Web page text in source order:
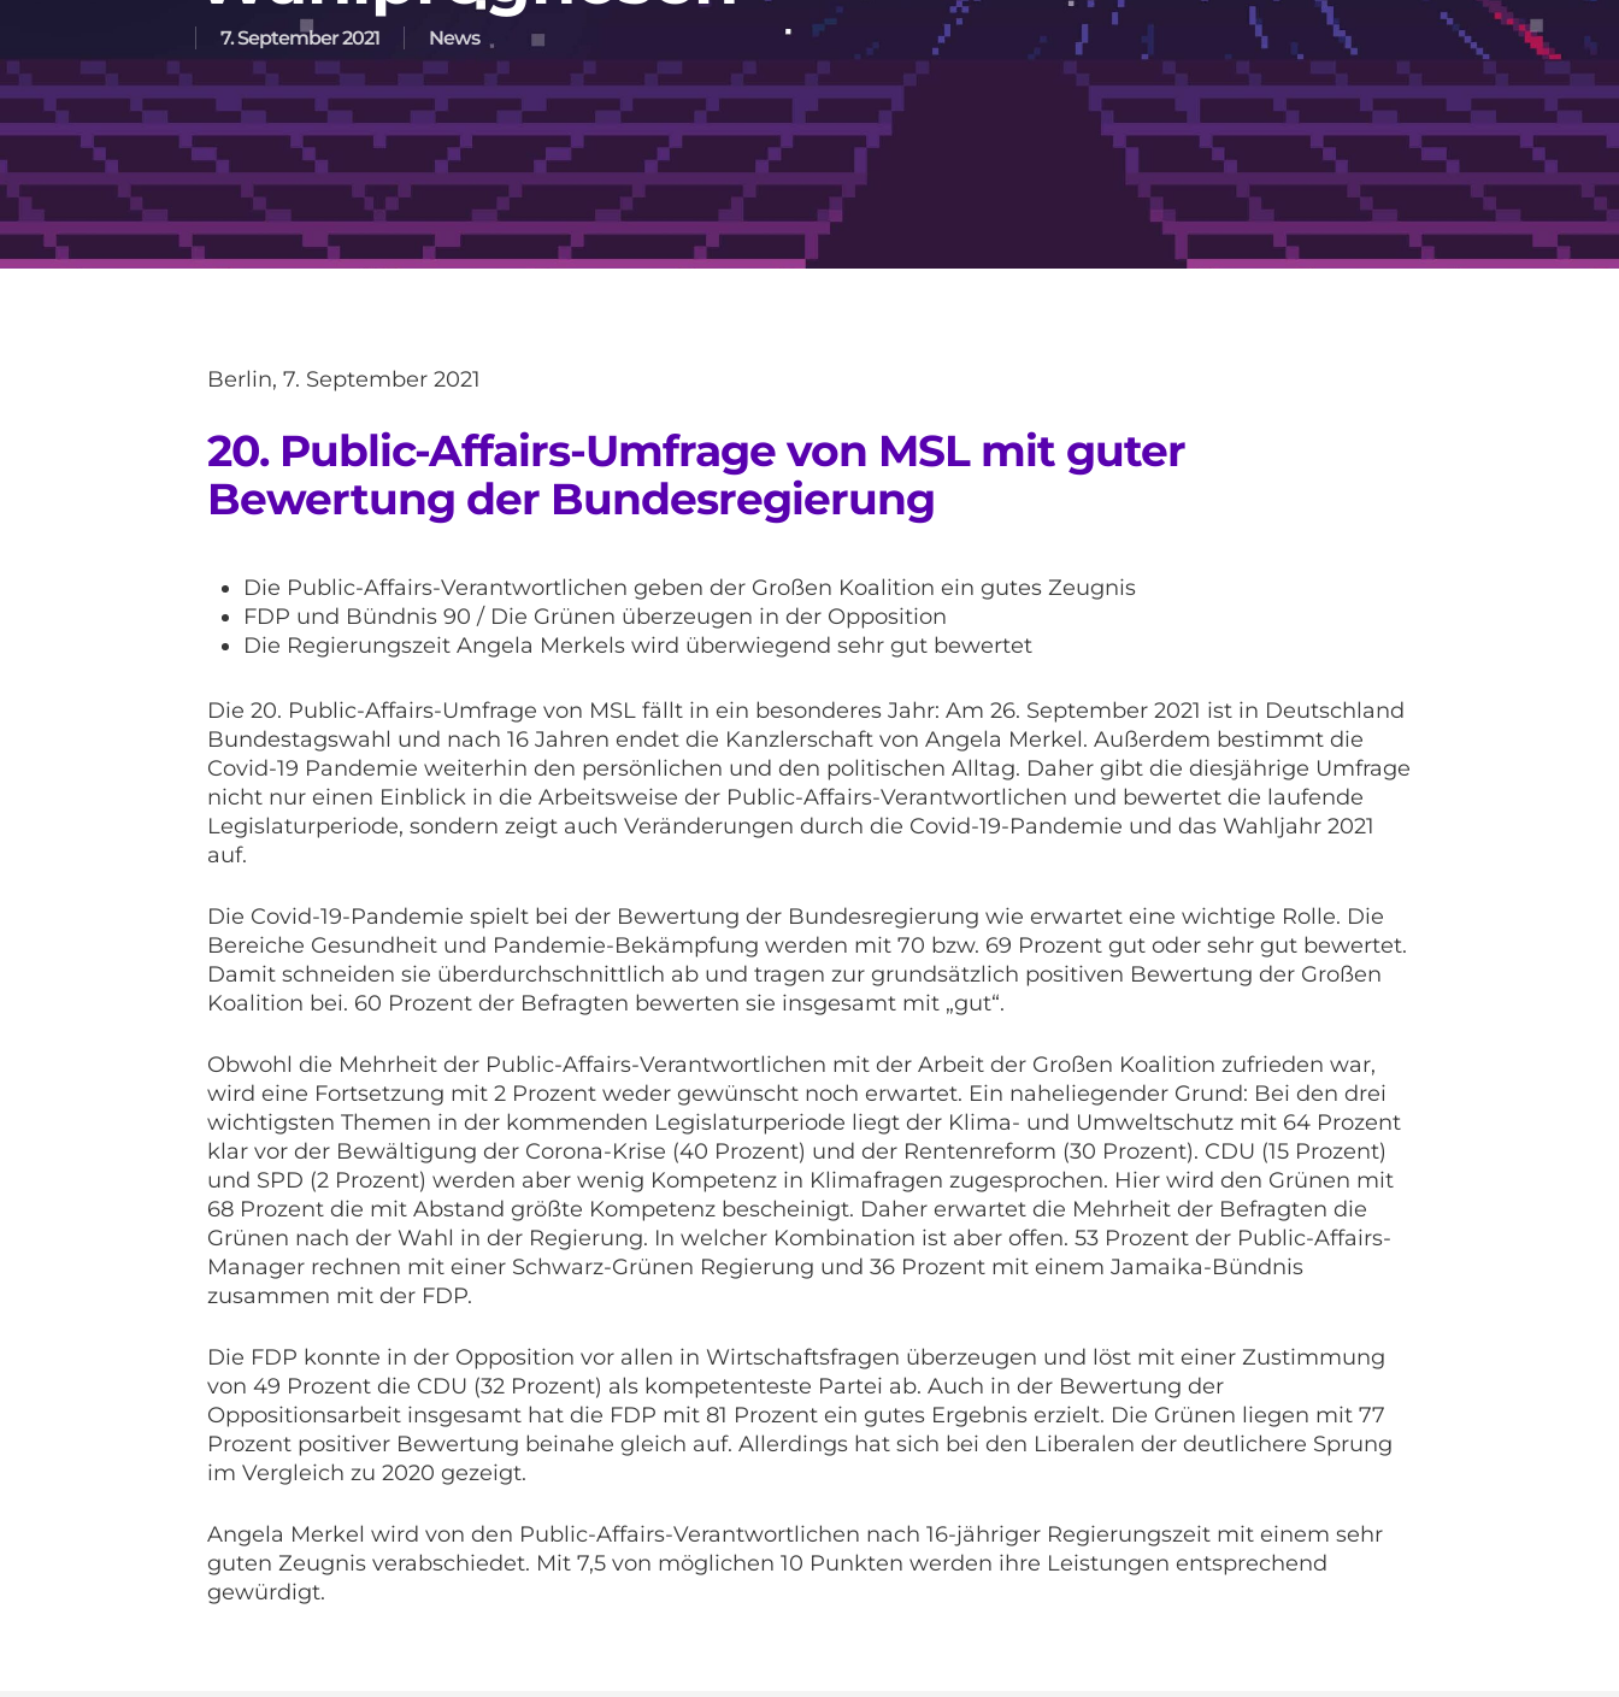
7. September 2021 News
Berlin, 7. September 2021
20. Public-Affairs-Umfrage von MSL mit guter
Bewertung der Bundesregierung
Die Public-Affairs-Verantwortlichen geben der Großen Koalition ein gutes Zeugnis
FDP und Bündnis 90 / Die Grünen überzeugen in der Opposition
Die Regierungszeit Angela Merkels wird überwiegend sehr gut bewertet
Die 20. Public-Affairs-Umfrage von MSL fällt in ein besonderes Jahr: Am 26. September 2021 ist in Deutschland
Bundestagswahl und nach 16 Jahren endet die Kanzlerschaft von Angela Merkel. Außerdem bestimmt die
Covid-19 Pandemie weiterhin den persönlichen und den politischen Alltag. Daher gibt die diesjährige Umfrage
nicht nur einen Einblick in die Arbeitsweise der Public-Affairs-Verantwortlichen und bewertet die laufende
Legislaturperiode, sondern zeigt auch Veränderungen durch die Covid-19-Pandemie und das Wahljahr 2021
auf.
Die Covid-19-Pandemie spielt bei der Bewertung der Bundesregierung wie erwartet eine wichtige Rolle. Die
Bereiche Gesundheit und Pandemie-Bekämpfung werden mit 70 bzw. 69 Prozent gut oder sehr gut bewertet.
Damit schneiden sie überdurchschnittlich ab und tragen zur grundsätzlich positiven Bewertung der Großen
Koalition bei. 60 Prozent der Befragten bewerten sie insgesamt mit „gut“.
Obwohl die Mehrheit der Public-Affairs-Verantwortlichen mit der Arbeit der Großen Koalition zufrieden war,
wird eine Fortsetzung mit 2 Prozent weder gewünscht noch erwartet. Ein naheliegender Grund: Bei den drei
wichtigsten Themen in der kommenden Legislaturperiode liegt der Klima- und Umweltschutz mit 64 Prozent
klar vor der Bewältigung der Corona-Krise (40 Prozent) und der Rentenreform (30 Prozent). CDU (15 Prozent)
und SPD (2 Prozent) werden aber wenig Kompetenz in Klimafragen zugesprochen. Hier wird den Grünen mit
68 Prozent die mit Abstand größte Kompetenz bescheinigt. Daher erwartet die Mehrheit der Befragten die
Grünen nach der Wahl in der Regierung. In welcher Kombination ist aber offen. 53 Prozent der Public-Affairs-
Manager rechnen mit einer Schwarz-Grünen Regierung und 36 Prozent mit einem Jamaika-Bündnis
zusammen mit der FDP.
Die FDP konnte in der Opposition vor allen in Wirtschaftsfragen überzeugen und löst mit einer Zustimmung
von 49 Prozent die CDU (32 Prozent) als kompetenteste Partei ab. Auch in der Bewertung der
Oppositionsarbeit insgesamt hat die FDP mit 81 Prozent ein gutes Ergebnis erzielt. Die Grünen liegen mit 77
Prozent positiver Bewertung beinahe gleich auf. Allerdings hat sich bei den Liberalen der deutlichere Sprung
im Vergleich zu 2020 gezeigt.
Angela Merkel wird von den Public-Affairs-Verantwortlichen nach 16-jähriger Regierungszeit mit einem sehr
guten Zeugnis verabschiedet. Mit 7,5 von möglichen 10 Punkten werden ihre Leistungen entsprechend
gewürdigt.